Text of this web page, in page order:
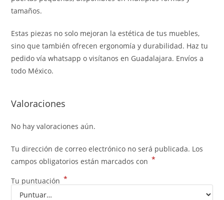
tamaños.
Estas piezas no solo mejoran la estética de tus muebles,
sino que también ofrecen ergonomía y durabilidad. Haz tu
pedido vía whatsapp o visítanos en Guadalajara. Envíos a
todo México.
Valoraciones
No hay valoraciones aún.
Tu dirección de correo electrónico no será publicada. Los
campos obligatorios están marcados con *
Tu puntuación *